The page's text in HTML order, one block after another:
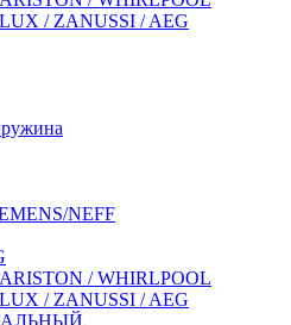
/ ZANUSSI / AEG
NEFF
/ WHIRLPOOL
/ ZANUSSI / AEG